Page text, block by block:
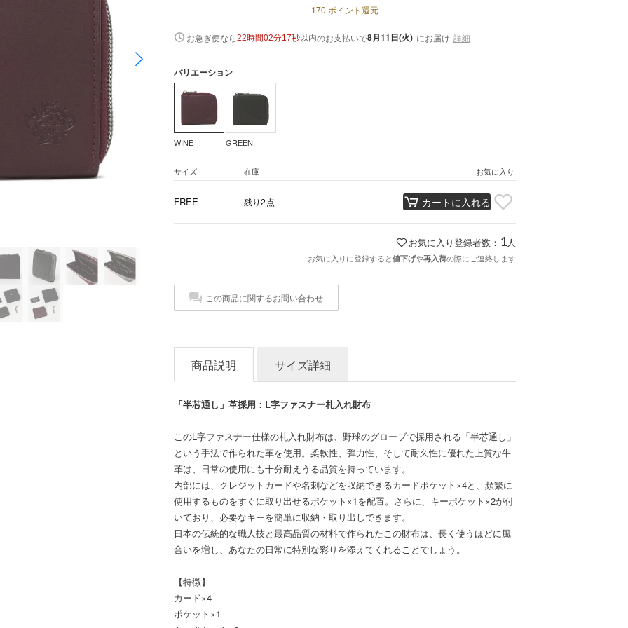
170 ポイント還元
お急ぎ便なら22時間02分17秒以内のお支払いで8月11日(火) にお届け 詳細
バリエーション
WINE GREEN
サイズ 在庫 お気に入り
FREE 残り2点 カートに入れる
お気に入り登録者数： 1 人
お気に入りに登録すると値下げや再入荷の際にご連絡します
この商品に関するお問い合わせ
商品説明 サイズ詳細
「半芯通し」革採用：L字ファスナー札入れ財布
このL字ファスナー仕様の札入れ財布は、野球のグローブで採用される「半芯通し」
という手法で作られた革を使用。柔軟性、弾力性、そして耐久性に優れた上質な牛
革は、日常の使用にも十分耐えうる品質を持っています。
内部には、クレジットカードや名刺などを収納できるカードポケット×4と、頻繁に
使用するものをすぐに取り出せるポケット×1を配置。さらに、キーポケット×2が付
いており、必要なキーを簡単に収納・取り出しできます。
日本の伝統的な職人技と最高品質の材料で作られたこの財布は、長く使うほどに風
合いを増し、あなたの日常に特別な彩りを添えてくれることでしょう。
【特徴】
カード×4
ポケット×1